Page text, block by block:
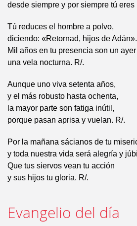
desde siempre y por siempre tú eres
Tú reduces el hombre a polvo,
diciendo: «Retornad, hijos de Adán».
Mil años en tu presencia son un
una vela nocturna. R/.
Aunque uno viva setenta años,
y el más robusto hasta ochenta,
la mayor parte son fatiga inútil,
porque pasan aprisa y vuelan. R/.
Por la mañana sácianos de tu
y toda nuestra vida será alegría y
Que tus siervos vean tu acción
y sus hijos tu gloria. R/.
Evangelio del día